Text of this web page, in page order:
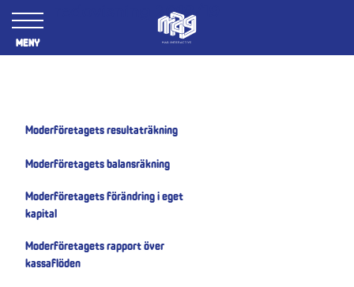
Årsredovisning 2018/19
Moderföretagets resultaträkning
Moderföretagets balansräkning
Moderföretagets förändring i eget
kapital
Moderföretagets rapport över
kassaflöden
Meny